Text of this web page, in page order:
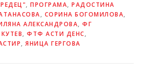
, ПРОГРАМА, РАДОСТИНА
, СОРИНА БОГОМИЛОВА,
АЛЕКСАНДРОВА, ФГ
, ФТФ АСТИ ДЕНС,
, ЯНИЦА ГЕРГОВА